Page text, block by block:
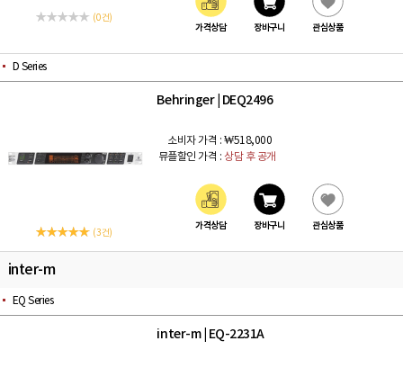
(0 건)
가격상담 장바구니 관심상품
D Series
(3 건)
Behringer DEQ2496
소비자 가격 : ₩518,000
뮤플할인 가격 : 상담 후 공개
가격상담 장바구니 관심상품
inter-m
EQ Series
inter-m EQ-2231A